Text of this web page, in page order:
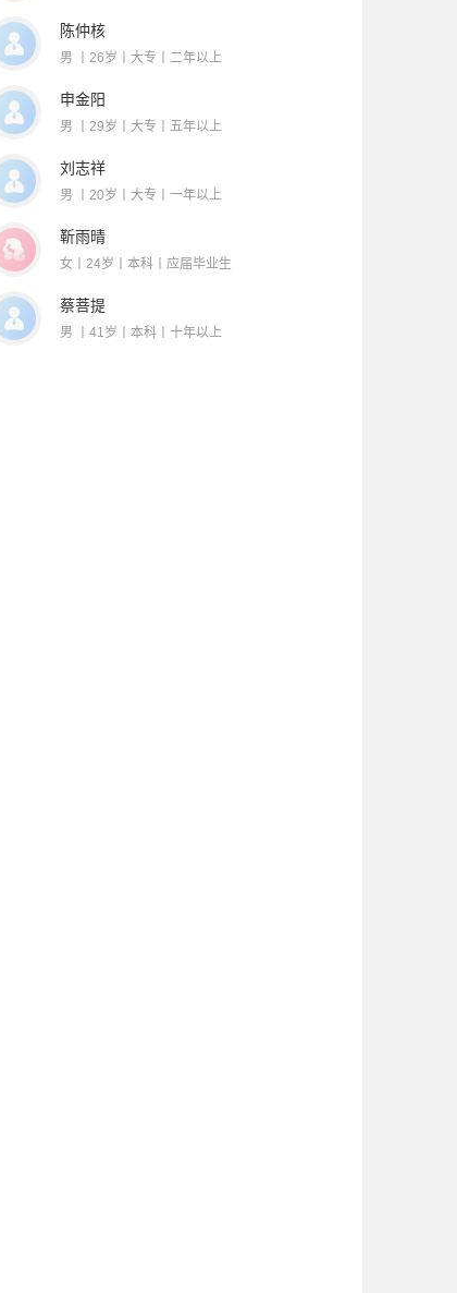
陈仲核
男 丨26岁丨大专丨二年以上
申金阳
男 丨29岁丨大专丨五年以上
刘志祥
男 丨20岁丨大专丨一年以上
靳雨晴
女丨24岁丨本科丨应届毕业生
蔡菩提
男 丨41岁丨本科丨十年以上